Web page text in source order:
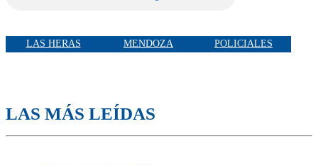
LAS HERAS MENDOZA POLICIALES
LAS MÁS LEÍDAS